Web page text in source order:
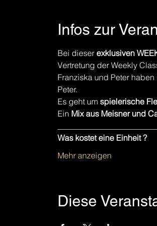
Infos zur
Bei dieser exklusiven
Vertretung der Weekly
Franziska und Peter
Peter.
Es geht um spielerische
Ein Mix aus Meisner und
Was kostet eine Einheit ?
Mehr anzeigen
Diese